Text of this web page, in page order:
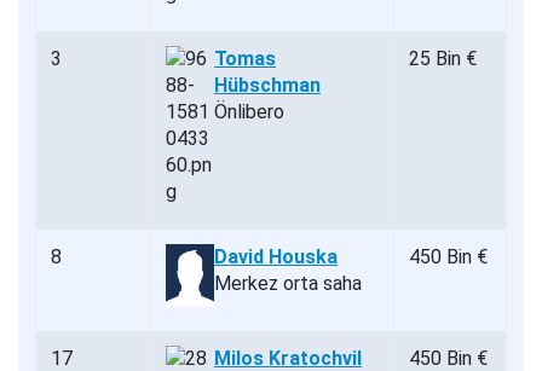
3
Tomas
Hübschman
Önlibero
25 Bin €
8
David Houska
Merkez orta saha
450 Bin €
17
Milos Kratochvil
450 Bin €